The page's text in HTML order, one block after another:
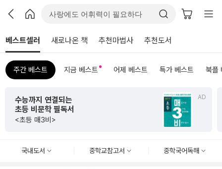
베스트셀러 새로나온 책 추천마법사 추천도서
주간 베스트 지금 베스트 어제 베스트 특가 베스트 북플
AD
초판 한정 한지 제작본!
<그리하여 어느 날 사랑이여>
국내도서 중학교참고서 중학국어독해